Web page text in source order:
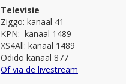
Televisie
Ziggo: kanaal 41
KPN: kanaal 1489
XS4All: kanaal 1489
Odido kanaal 877
Of via de livestream